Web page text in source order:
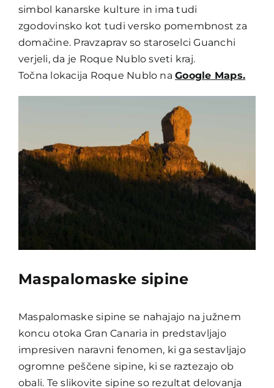
simbol kanarske kulture in ima tudi
zgodovinsko kot tudi versko pomembnost za
domačine. Pravzaprav so staroselci Guanchi
verjeli, da je Roque Nublo sveti kraj.
Točna lokacija Roque Nublo naGoogle Maps.
Maspalomaske sipine
Maspalomaske sipine se nahajajo na južnem
koncu otoka Gran Canaria in predstavljajo
impresiven naravni fenomen, ki ga sestavljajo
ogromne peščene sipine, ki se raztezajo ob
obali. Te slikovite sipine so rezultat delovanja